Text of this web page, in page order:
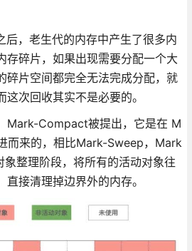
，老生代的内存中产生了很多内
存碎片，如果出现需要分配一个大
碎片空间都完全无法完成分配，就
次回收其实不是必要的。
Mark-Compact被提出，它是在 M
而来的，相比Mark-Sweep，Mark
整理阶段，将所有的活动对象往
接清理掉边界外的内存。